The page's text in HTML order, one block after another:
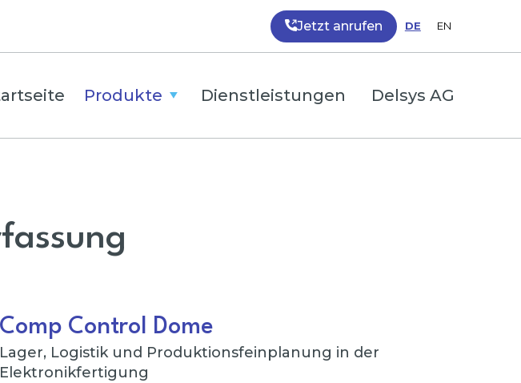
Jetzt anrufen DE EN
Produkte Dienstleistungen Delsys AG
Comp Control Dome
Lager, Logistik und Produktionsfeinplanung in der
Elektronikfertigung